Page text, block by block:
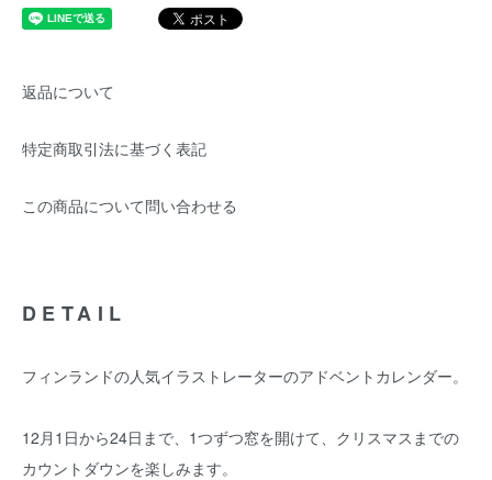
返品について
特定商取引法に基づく表記
この商品について問い合わせる
DETAIL
フィンランドの人気イラストレーターのアドベントカレンダー。
12月1日から24日まで、1つずつ窓を開けて、クリスマスまでの
カウントダウンを楽しみます。